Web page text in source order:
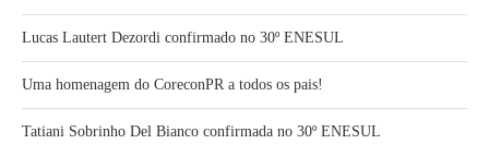
Lucas Lautert Dezordi confirmado no 30º ENESUL
Uma homenagem do CoreconPR a todos os pais!
Tatiani Sobrinho Del Bianco confirmada no 30º ENESUL